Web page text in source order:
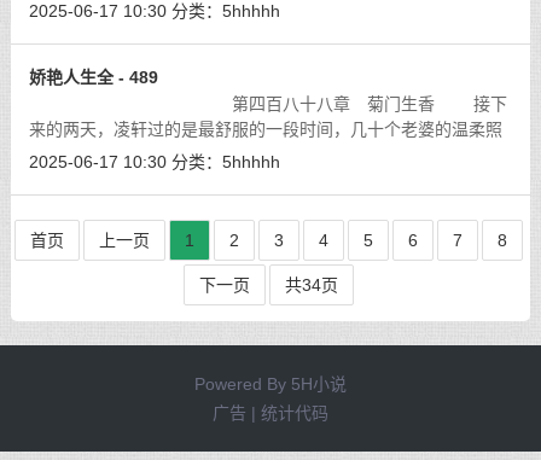
2025-06-17 10:30 分类： 5hhhhh
娇艳人生全 - 489
第四百八十八章 菊门生香 接下
来的两天，凌轩过的是最舒服的一段时间，几十个老婆的温柔照
顾，让他感觉到这次受伤，似乎是最值得的（嘿嘿，人都是有点
2025-06-17 10:30 分类： 5hhhhh
首页 上一页 1 2 3 4 5 6 7 8
下一页 共34页
Powered By 5H小说
广告 | 统计代码